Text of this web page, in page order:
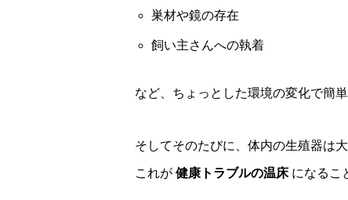
巣材や鏡の存在
飼い主さんへの執着
など、ちょっとした環境の変化で簡
そしてそのたびに、体内の生殖器は
これが 健康トラブルの温床になるこ